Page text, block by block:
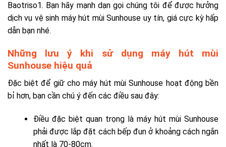
Baotriso1. Bạn hãy mạnh dạn gọi chúng tôi để được hưởng
dịch vụ vệ sinh máy hút mùi Sunhouse uy tín, giá cực kỳ hấp
dẫn bạn nhé.
Những lưu ý khi sử dụng máy hút mùi
Sunhouse hiệu quả
Đặc biệt để giữ cho máy hút mùi Sunhouse hoạt động bền
bỉ hơn, bạn cần chú ý đến các điều sau đây:
Điều đặc biệt quan trọng là máy hút mùi Sunhouse
phải được lắp đặt cách bếp đun ở khoảng cách ngắn
nhất là 70-80cm.